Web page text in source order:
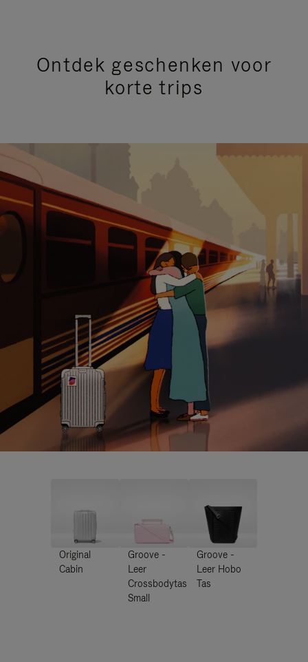
Ontdek geschenken voor
korte trips
Original
Cabin
Groove -
Leer
Crossbodytas
Small
Groove -
Leer Hobo
Tas